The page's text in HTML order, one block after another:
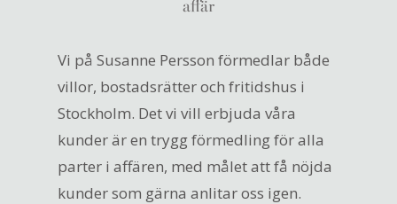
affär
Vi på Susanne Persson förmedlar både
villor, bostadsrätter och fritidshus i
Stockholm. Det vi vill erbjuda våra
kunder är en trygg förmedling för alla
parter i affären, med målet att få nöjda
kunder som gärna anlitar oss igen.